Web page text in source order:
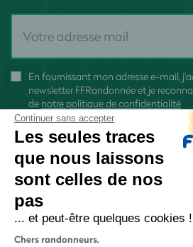
En fournissant mon adresse e-mail,
newsletter FFRandonnée et je
de notre politique de confidentialité
Continuer sans accepter
Les seules traces
que nous laissons
sont celles de nos
pas
... et peut-être quelques cookies !
Chers randonneurs,